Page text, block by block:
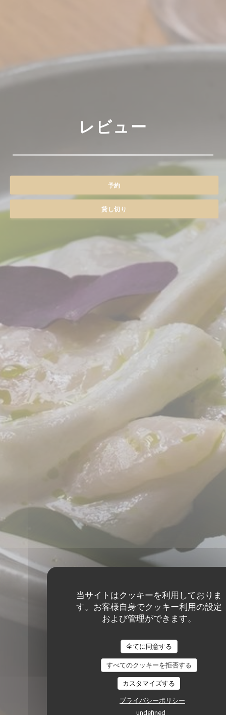
当サイトはクッキーを利用しておりま
す。お客様自身でクッキー利用の設定
および管理ができます。
全てに同意する
すべてのクッキーを拒否する
カスタマイズする
プライバシーポリシー
undefined
レビュー
予約
貸し切り